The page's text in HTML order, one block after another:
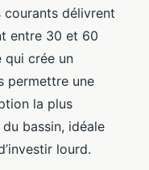
courants délivrent
entre 30 et 60
qui crée un
permettre une
la plus
bassin, idéale
lourd.